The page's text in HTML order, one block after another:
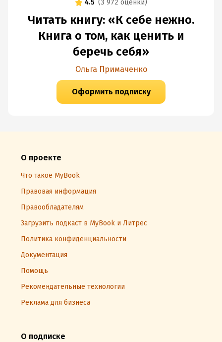
4.5 (3 972 оценки)
Читать книгу: «К себе нежно.
Книга о том, как ценить и
беречь себя»
Ольга Примаченко
Оформить подписку
О проекте
Что такое MyBook
Правовая информация
Правообладателям
Загрузить подкаст в MyBook и Литрес
Политика конфиденциальности
Документация
Помощь
Рекомендательные технологии
Реклама для бизнеса
О подписке